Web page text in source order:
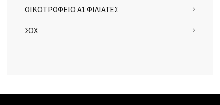
ΟΙΚΟΤΡΟΦΕΙΟ Α1 ΦΙΛΙΑΤΕΣ
ΣΟΧ